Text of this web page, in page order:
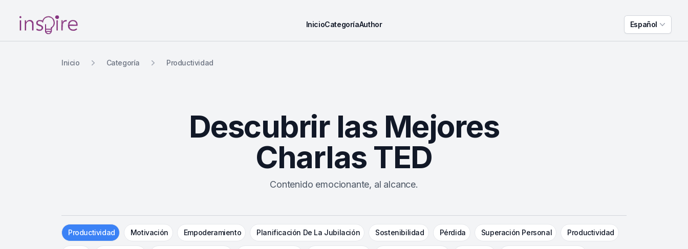
Your Company
InicioCategoríaAuthor Español
Inicio Categoría Productividad
Descubrir las Mejores
Charlas TED
Contenido emocionante, al alcance.
Productividad Motivación Empoderamiento Planificación De La Jubilación Sostenibilidad Pérdida Superación Personal Productividad